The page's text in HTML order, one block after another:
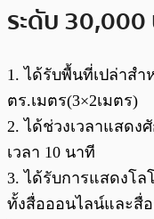
ระดับ 30,000
1. ได้รับพื้นที่เปล่าสํ
ตร.เมตร(3×2เมตร)
2. ได้ช่วงเวลาแสดง
เวลา 10 นาที
3. ได้รับการแสดงโ
ทั้งสื่อออนไลน์และสื่